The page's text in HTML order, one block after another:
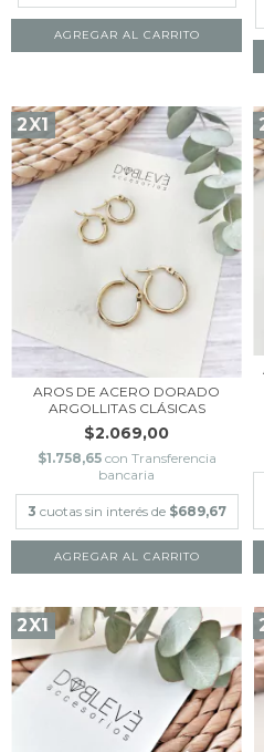
AGREGAR AL CARRITO
2X1
AROS DE ACERO DORADO
ARGOLLITAS CLÁSICAS
$2.069,00
$1.758,65 con Transferencia
bancaria
3 cuotas sin interés de $689,67
AGREGAR AL CARRITO
2X1